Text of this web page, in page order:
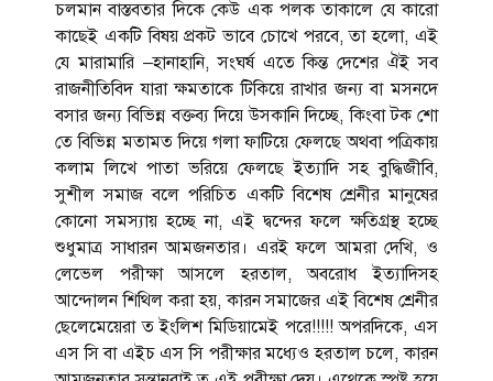
চলমান বাস্তবতার দিকে কেউ এক পলক তাকালে যে কারো
কাছেই একটি বিষয় প্রকট ভাবে চোখে পরবে, তা হলো, এই
যে মারামারি –হানাহানি, সংঘর্ষ এতে কিন্ত দেশের ঐই সব
রাজনীতিবিদ যারা ক্ষমতাকে টিকিয়ে রাখার জন্য বা মসনদে
বসার জন্য বিভিন্ন বক্তব্য দিয়ে উসকানি দিচ্ছে, কিংবা টক শো
তে বিভিন্ন মতামত দিয়ে গলা ফাটিয়ে ফেলছে অথবা পত্রিকায়
কলাম লিখে পাতা ভরিয়ে ফেলছে ইত্যাদি সহ বুদ্ধিজীবি,
সুশীল সমাজ বলে পরিচিত একটি বিশেষ শ্রেনীর মানুষের
কোনো সমস্যায় হচ্ছে না, এই দ্বন্দের ফলে ক্ষতিগ্রস্থ হচ্ছে
শুধুমাত্র সাধারন আমজনতার। এরই ফলে আমরা দেখি, ও
লেভেল পরীক্ষা আসলে হরতাল, অবরোধ ইত্যাদিসহ
আন্দোলন শিথিল করা হয়, কারন সমাজের এই বিশেষ শ্রেনীর
ছেলেমেয়েরা ত ইংলিশ মিডিয়ামেই পরে!!!!! অপরদিকে, এস
এস সি বা এইচ এস সি পরীক্ষার মধ্যেও হরতাল চলে, কারন